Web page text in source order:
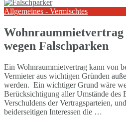
Allgemeines - Vermischtes
wegen Falschparken
Ein Wohnraummietvertrag kann von
Vermieter aus wichtigen Gründen
werden. Ein wichtiger Grund wäre
Berücksichtigung aller Umstände des
Verschuldens der Vertragsparteien,
beiderseitigen Interessen die …